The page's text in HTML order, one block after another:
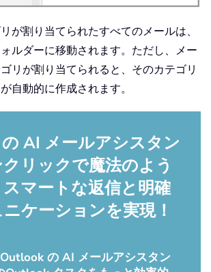
が割り当てられたすべてのメールは、
ルダーに移動されます。ただし、メー
リが割り当てられると、そのカテゴリ
自動的に作成されます。
AI メールアシスタン
クリックで魔法のよう
マートな返信と明確
ケーションを実現！
の AI メールアシスタン